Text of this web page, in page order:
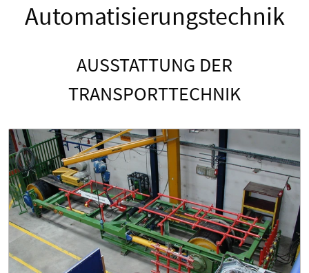
Automatisierungstechnik
AUSSTATTUNG DER
TRANSPORTTECHNIK